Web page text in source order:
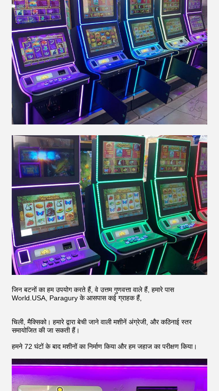
जिन बटनों का हम उपयोग करते हैं, वे उत्तम गुणवत्ता वाले हैं, हमारे पास
World.USA, Paragury के आसपास कई ग्राहक हैं,
चिली, मैक्सिको। हमारे द्वारा बेची जाने वाली मशीनें अंग्रेजी, और कठिनाई स्तर
समायोजित की जा सकती हैं।
हमने 72 घंटों के बाद मशीनों का निर्माण किया और हम जहाज का परीक्षण किया।